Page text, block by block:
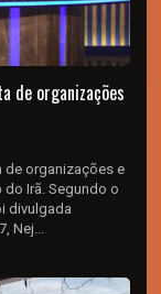
de organizações
de organizações e
Irã. Segundo o
divulgada
Nej...